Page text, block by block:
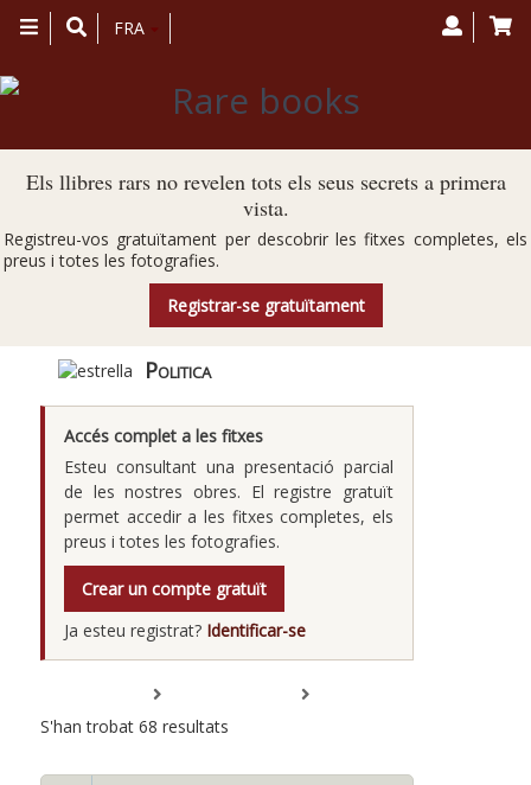
Toggle
navigation
FRA
Els llibres rars no revelen tots els seus secrets a primera
vista.
Registreu-vos gratuïtament per descobrir les fitxes completes, els
preus i totes les fotografies.
Registrar-se gratuïtament
Politica
Accés complet a les fitxes
Esteu consultant una presentació parcial
de les nostres obres. El registre gratuït
permet accedir a les fitxes completes, els
preus i totes les fotografies.
Crear un compte gratuït
Ja esteu registrat? Identificar-se
S'han trobat 68 resultats